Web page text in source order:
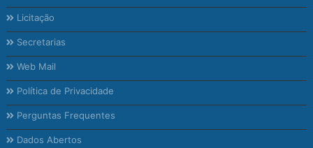
Licitação
Secretarias
Web Mail
Política de Privacidade
Perguntas Frequentes
Dados Abertos